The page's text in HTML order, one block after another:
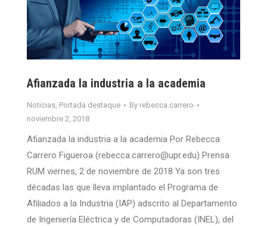
Afianzada la industria a la academia
Noticias, Portada destaque By rebecca.carrero
noviembre 2, 2018
Afianzada la industria a la academia Por Rebecca
Carrero Figueroa (rebecca.carrero@upr.edu) Prensa
RUM viernes, 2 de noviembre de 2018 Ya son tres
décadas las que lleva implantado el Programa de
Afiliados a la Industria (IAP) adscrito al Departamento
de Ingeniería Eléctrica y de Computadoras (INEL), del